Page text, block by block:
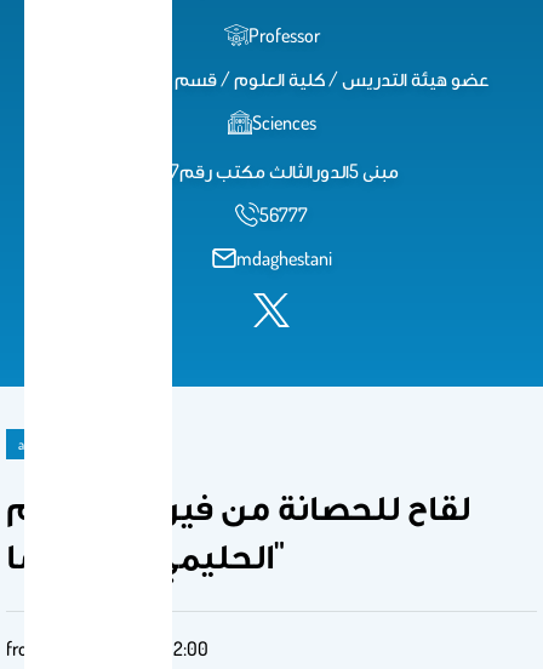
Professor
عضو هيئة التدريس / كلية العلوم / قسم علم الحيوان
Sciences
مبنى 5الدورالثالث مكتب رقم17
56777
mdaghestani
announcement
لقاح للحصانة من فيروس الورم
الحليمي "بابيللوما"
from 13 Mar 2025 - 12:00